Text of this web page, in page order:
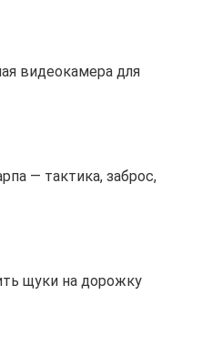
видеокамера для
— тактика, заброс,
щуки на дорожку